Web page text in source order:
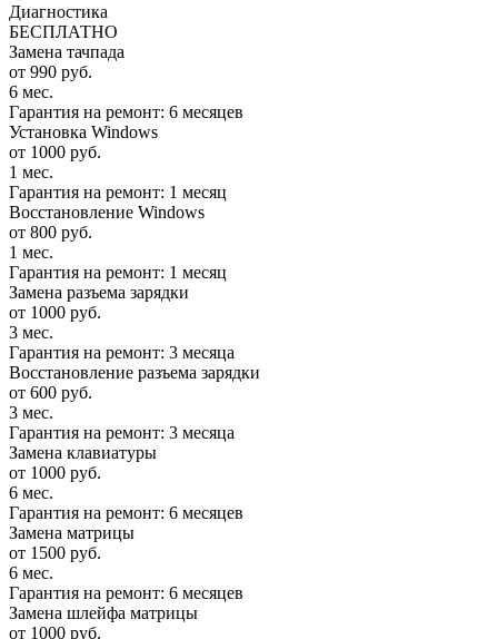
Диагностика
БЕСПЛАТНО
Замена тачпада
от 990 руб.
6 мес.
Гарантия на ремонт: 6 месяцев
Установка Windows
от 1000 руб.
1 мес.
Гарантия на ремонт: 1 месяц
Восстановление Windows
от 800 руб.
1 мес.
Гарантия на ремонт: 1 месяц
Замена разъема зарядки
от 1000 руб.
3 мес.
Гарантия на ремонт: 3 месяца
Восстановление разъема зарядки
от 600 руб.
3 мес.
Гарантия на ремонт: 3 месяца
Замена клавиатуры
от 1000 руб.
6 мес.
Гарантия на ремонт: 6 месяцев
Замена матрицы
от 1500 руб.
6 мес.
Гарантия на ремонт: 6 месяцев
Замена шлейфа матрицы
от 1000 руб.